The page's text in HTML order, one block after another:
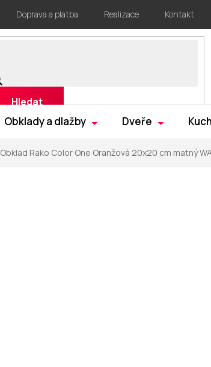
Doprava a platba Realizace Kontakt
Hledat
Obklady a dlažby Dveře
Obklad Rako Color One Oranžová 20x20 cm matný